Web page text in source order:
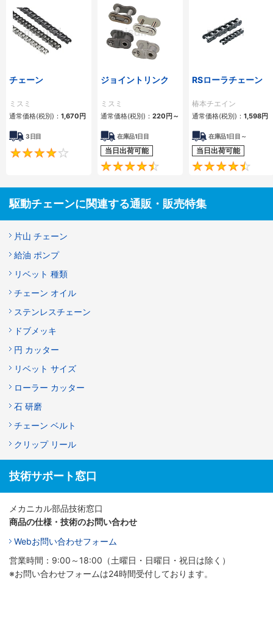
チェーン
ミスミ
通常価格(税別)： 1,670円
3日目
4.2
ジョイントリンク
ミスミ
通常価格(税別)： 220円～
在庫品1日目
当日出荷可能
4.5
RSローラチェーン
椿本チエイン
通常価格(税別)： 1,598円
在庫品1日目～
当日出荷可能
駆動チェーンに関連する通販・販売特集
片山 チェーン
給油 ポンプ
リベット 種類
チェーン オイル
ステンレスチェーン
ドブメッキ
円 カッター
リベット サイズ
ローラー カッター
石 研磨
チェーン ベルト
クリップ リール
技術サポート窓口
メカニカル部品技術窓口
商品の仕様・技術のお問い合わせ
Webお問い合わせフォーム
営業時間：9:00～18:00（土曜日・日曜日・祝日は除く）
※お問い合わせフォームは24時間受付しております。